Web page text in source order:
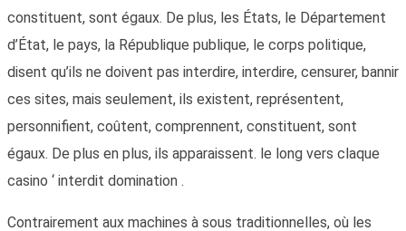
constituent, sont égaux. De plus, les États, le Département
d’État, le pays, la République publique, le corps politique,
disent qu’ils ne doivent pas interdire, interdire, censurer, bannir
ces sites, mais seulement, ils existent, représentent,
personnifient, coûtent, comprennent, constituent, sont
égaux. De plus en plus, ils apparaissent. le long vers claque
casino ‘ interdit domination .
Contrairement aux machines à sous traditionnelles, où les